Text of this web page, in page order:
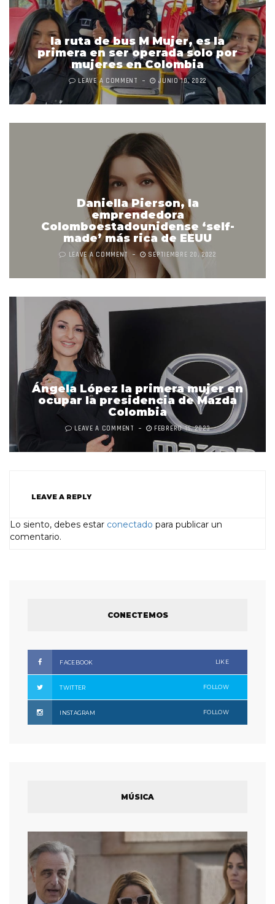
la ruta de bus M Mujer, es la
primera en ser operada solo por
mujeres en Colombia
LEAVE A COMMENT JUNIO 10, 2022
Daniella Pierson, la
emprendedora
Colomboestadounidense ‘self-
made’ más rica de EEUU
LEAVE A COMMENT SEPTIEMBRE 20, 2022
Ángela López la primera mujer en
ocupar la presidencia de Mazda
Colombia
LEAVE A COMMENT FEBRERO 15, 2023
LEAVE A REPLY
Lo siento, debes estar conectado para publicar un
comentario.
CONECTEMOS
FACEBOOK LIKE
TWITTER FOLLOW
INSTAGRAM FOLLOW
MÚSICA